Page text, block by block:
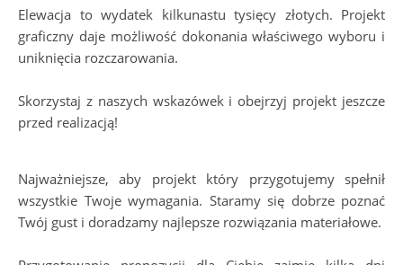
Elewacja to wydatek kilkunastu tysięcy złotych. Projekt
graficzny daje możliwość dokonania właściwego wyboru i
uniknięcia rozczarowania.
Skorzystaj z naszych wskazówek i obejrzyj projekt jeszcze
przed realizacją!
Najważniejsze, aby projekt który przygotujemy spełnił
wszystkie Twoje wymagania. Staramy się dobrze poznać
Twój gust i doradzamy najlepsze rozwiązania materiałowe.